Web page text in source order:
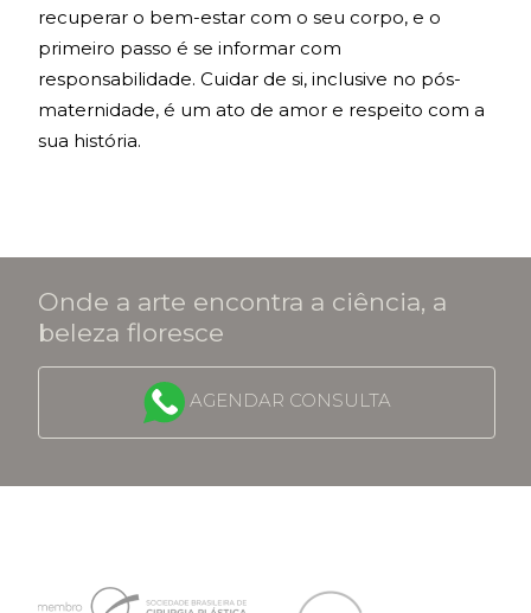
recuperar o bem-estar com o seu corpo, e o
primeiro passo é se informar com
responsabilidade. Cuidar de si, inclusive no pós-
maternidade, é um ato de amor e respeito com a
sua história.
Onde a arte encontra a ciência, a
beleza floresce
AGENDAR CONSULTA